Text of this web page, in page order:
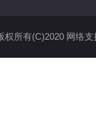
权所有(C)2020 网络支